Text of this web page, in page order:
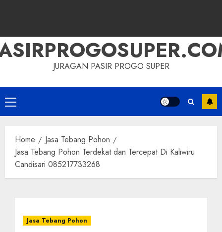
JURAGAN PASIR PROGO SUPER
Primary
Menu
Home
Jasa Tebang Pohon
Jasa Tebang Pohon Terdekat dan Tercepat Di Kaliwiru
Candisari 085217733268
Jasa Tebang Pohon